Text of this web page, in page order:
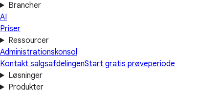
Brancher
AI
Priser
Ressourcer
Administrationskonsol
Kontakt salgsafdelingenStart gratis prøveperiode
Løsninger
Produkter